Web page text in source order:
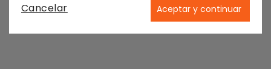
Cancelar